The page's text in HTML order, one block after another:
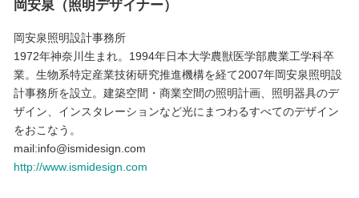
岡安泉（照明デザイナー）
岡安泉照明設計事務所
1972年神奈川生まれ。1994年日本大学農獣医学部農業工学科卒
業。生物系特定産業技術研究推進機構を経て2007年岡安泉照明設
計事務所を設立。建築空間・商業空間の照明計画、照明器具のデ
ザイン、インスタレーションなど光にまつわるすべてのデザイン
をおこなう。
mail:info@ismidesign.com
http://www.ismidesign.com